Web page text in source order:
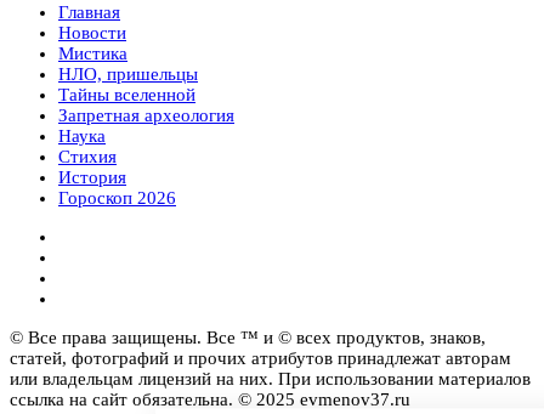
Главная
Новости
Мистика
НЛО, пришельцы
Тайны вселенной
Запретная археология
Наука
Стихия
История
Гороскоп 2026
© Все права защищены. Все ™ и © всех продуктов, знаков,
статей, фотографий и прочих атрибутов принадлежат авторам
или владельцам лицензий на них. При использовании материалов
ссылка на сайт обязательна. © 2025 evmenov37.ru